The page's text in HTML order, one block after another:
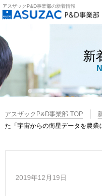
アスザックP&D事業部の新着情報
新
アスザックP&D事業部 TOP
た「宇宙からの衛星データを農業
2019年12月19日